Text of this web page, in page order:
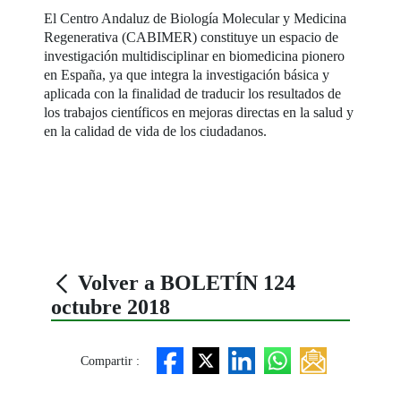
El Centro Andaluz de Biología Molecular y Medicina
Regenerativa (CABIMER) constituye un espacio de
investigación multidisciplinar en biomedicina pionero
en España, ya que integra la investigación básica y
aplicada con la finalidad de traducir los resultados de
los trabajos científicos en mejoras directas en la salud y
en la calidad de vida de los ciudadanos.
Volver a BOLETÍN 124
octubre 2018
Compartir :